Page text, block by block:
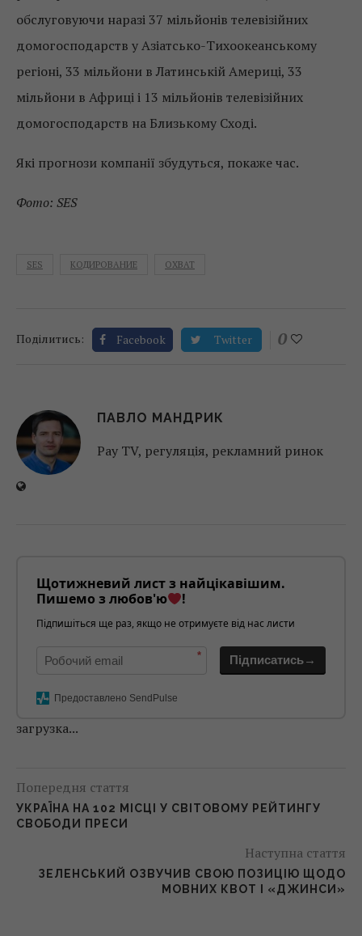
обслуговуючи наразі 37 мільйонів телевізійних
домогосподарств у Азіатсько-Тихоокеанському
регіоні, 33 мільйони в Латинській Америці, 33
мільйони в Африці і 13 мільйонів телевізійних
домогосподарств на Близькому Сході.
Які прогнози компанії збудуться, покаже час.
Фото: SES
SES КОДИРОВАНИЕ ОХВАТ
Поділитись: Facebook Twitter 0
ПАВЛО МАНДРИК
Pay TV, регуляція, рекламний ринок
Щотижневий лист з найцікавішим.
Пишемо з любов'ю
!
Підпишіться ще раз, якщо не отримуєте від нас листи
* Підписатись→
Предоставлено SendPulse
загрузка...
Попередня стаття
УКРАЇНА НА 102 МІСЦІ У СВІТОВОМУ РЕЙТИНГУ
СВОБОДИ ПРЕСИ
Наступна стаття
ЗЕЛЕНСЬКИЙ ОЗВУЧИВ СВОЮ ПОЗИЦІЮ ЩОДО
МОВНИХ КВОТ І «ДЖИНСИ»